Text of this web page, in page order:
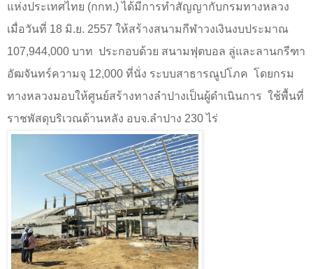
แห่งประเทศไทย (กกท.) ได้มีการทำสัญญากับกรมทางหลวง
เมื่อวันที่ 18 มิ.ย. 2557 ให้สร้างสนามกีฬาวงเงินงบประมาณ
107,944,000 บาท ประกอบด้วย สนามฟุตบอล ลู่และลานกรีฑา
อัฒจันทร์ความจุ 12,000 ที่นั่ง ระบบสาธารณูปโภค โดยกรม
ทางหลวงมอบให้ศูนย์สร้างทางลำปางเป็นผู้ดำเนินการ ใช้พื้นที่
ราชพัสดุบริเวณด้านหลัง อบจ.ลำปาง 230ไร่